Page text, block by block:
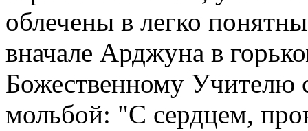
облечены в легко
вначале Арджуна в
Божественному Учителю
мольбой: "С сердцем,